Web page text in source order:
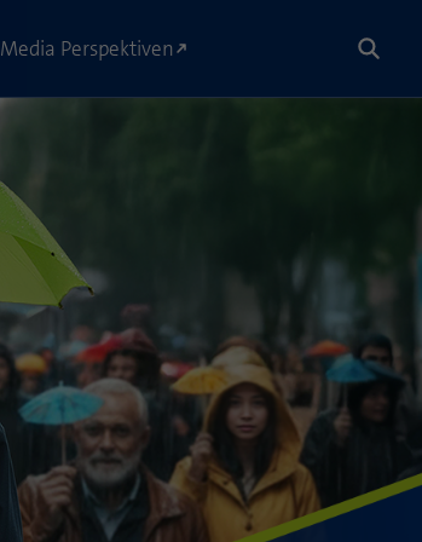
Media Perspektiven